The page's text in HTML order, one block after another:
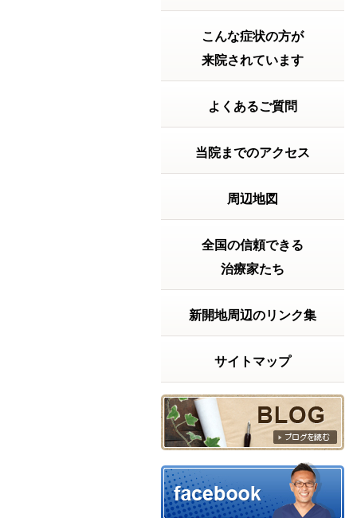
～～～～～～～～～
【神戸市兵庫区の整
０８１１神戸... 続きを
2026年06月23日 17:59
【実話】ベッドから立ち上がるの
に・・・
立ち上がるのに、15
とは一生付き合って
な……」もし、あな
少しだけ私の話を聞
合気道と東洋医学に
学ぶ『呼吸と体の
軸』の話！ ① 最近こ
んな方が増えていま
吸が浅い 疲れている
のに休まらない 胸が
ソワソワする朝、起
きた瞬間から「あー
こんな症状の方が
来院されています
よくあるご質問
当院までのアクセス
周辺地図
全国の信頼できる
治療家たち
新開地周辺のリンク集
サイトマップ